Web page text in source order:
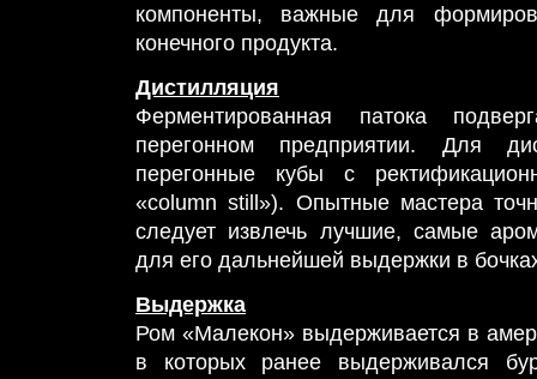
компоненты, важные для
конечного продукта.
Дистилляция
Ферментированная патока
перегонном предприятии. Для
перегонные кубы с
«column still»). Опытные мастера
следует извлечь лучшие, самые
для его дальнейшей выдержки в
Выдержка
Ром «Малекон» выдерживается в
в которых ранее выдерживался